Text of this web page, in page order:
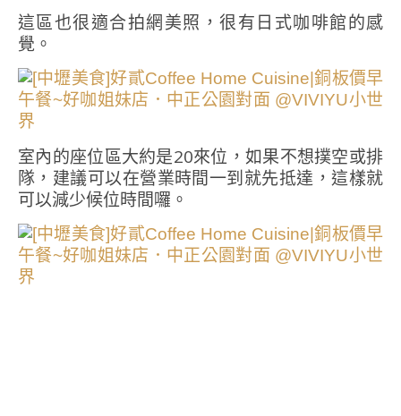
這區也很適合拍網美照，很有日式咖啡館的感
覺。
室內的座位區大約是20來位，如果不想撲空或排
隊，建議可以在營業時間一到就先抵達，這樣就
可以減少候位時間囉。